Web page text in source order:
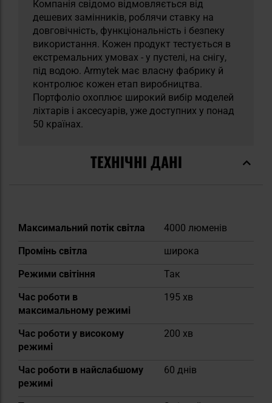
Компанія свідомо відмовляється від
дешевих замінників, роблячи ставку на
довговічність, функціональність і безпеку
використання. Кожен продукт тестується в
екстремальних умовах - у пустелі, на снігу,
під водою. Armytek має власну фабрику й
контролює кожен етап виробництва.
Портфоліо охоплює широкий вибір моделей
ліхтарів і аксесуарів, уже доступних у понад
50 країнах.
ТЕХНІЧНІ ДАНІ
Докладніше
Максимальний потік світла
4000 люменів
Промінь світла
широка
Режими світіння
Так
Час роботи в
максимальному режимі
195 хв
Час роботи у високому
режимі
200 хв
Час роботи в найслабшому
режимі
60 днів